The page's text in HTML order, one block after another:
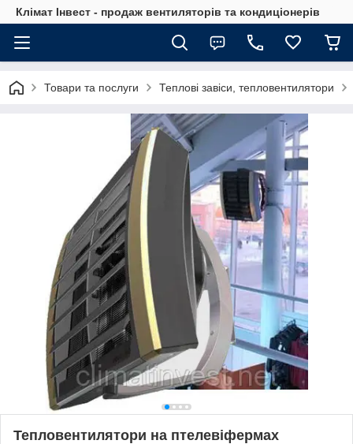
Клімат Інвест - продаж вентиляторів та кондиціонерів
Товари та послуги Теплові завіси, тепловентилятори
Тепловентилятори на птелевіфермах